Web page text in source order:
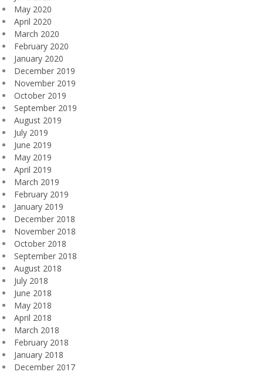
May 2020
April 2020
March 2020
February 2020
January 2020
December 2019
November 2019
October 2019
September 2019
August 2019
July 2019
June 2019
May 2019
April 2019
March 2019
February 2019
January 2019
December 2018
November 2018
October 2018
September 2018
August 2018
July 2018
June 2018
May 2018
April 2018
March 2018
February 2018
January 2018
December 2017